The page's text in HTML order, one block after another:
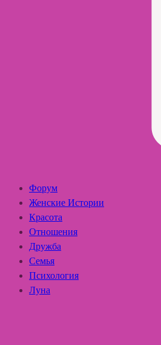
Форум
Женские Истории
Красота
Отношения
Дружба
Семья
Психология
Луна